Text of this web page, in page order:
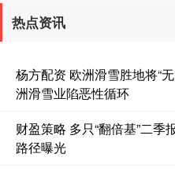
热点资讯
杨方配资 欧洲滑雪胜地将“
洲滑雪业陷恶性循环
财盈策略 多只“翻倍基”二
路径曝光